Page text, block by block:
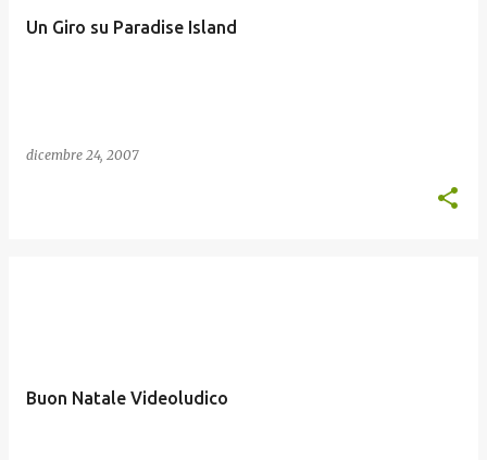
Un Giro su Paradise Island
dicembre 24, 2007
Buon Natale Videoludico